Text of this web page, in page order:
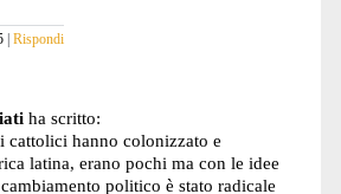
Rispondi
ha scritto:
cattolici hanno colonizzato e
latina, erano pochi ma con le idee
politico è stato radicale